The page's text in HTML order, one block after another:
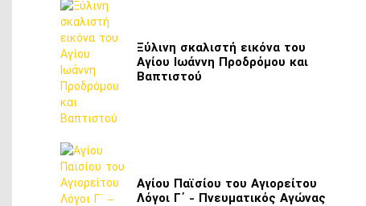
Ξύλινη σκαλιστή εικόνα του
Αγίου Ιωάννη Προδρόμου και
Βαπτιστού
Αγίου Παϊσίου του Αγιορείτου
Λόγοι Γ΄ - Πνευματικός Αγώνας